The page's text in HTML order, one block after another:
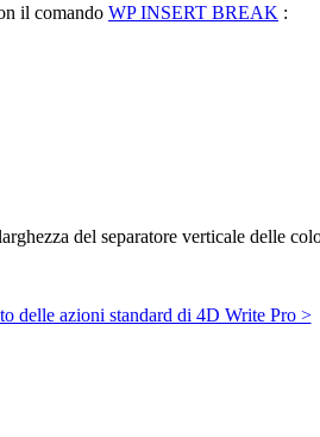
il comando WP INSERT BREAK :
del separatore verticale delle
delle azioni standard di 4D Write Pro >